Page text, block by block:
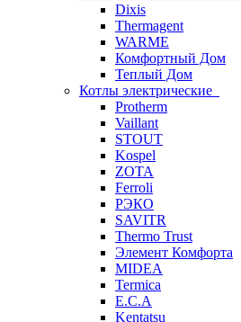
Dixis
Thermagent
WARME
Комфортный Дом
Теплый Дом
Котлы электрические
Protherm
Vaillant
STOUT
Kospel
ZOTA
Ferroli
РЭКО
SAVITR
Thermo Trust
Элемент Комфорта
MIDEA
Termica
E.C.A
Kentatsu